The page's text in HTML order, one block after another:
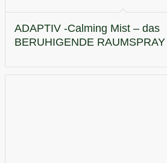
ADAPTIV -Calming Mist – das
BERUHIGENDE RAUMSPRAY